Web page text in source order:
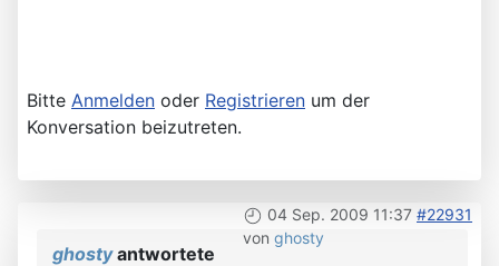
Bitte Anmelden oder Registrieren um der
Konversation beizutreten.
04 Sep. 2009 11:37 #22931
von ghosty
ghostyantwortete